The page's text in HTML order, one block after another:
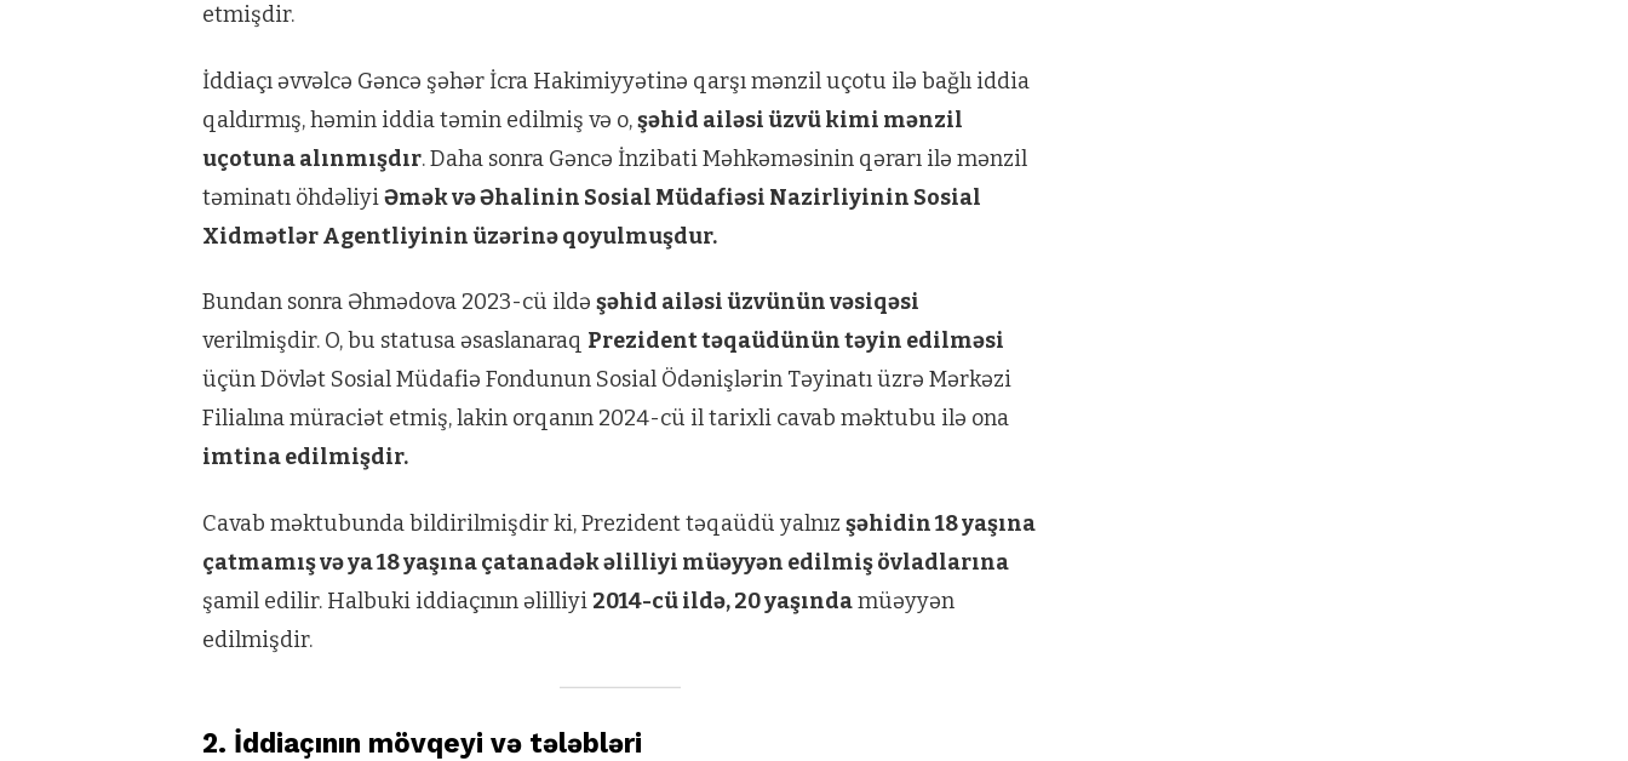
etmişdir.
İddiaçı əvvəlcə Gəncə şəhər İcra Hakimiyyətinə qarşı mənzil uçotu ilə bağlı iddia
qaldırmış, həmin iddia təmin edilmiş və o,şəhid ailəsi üzvü kimi mənzil
uçotuna alınmışdır. Daha sonra Gəncə İnzibati Məhkəməsinin qərarı ilə mənzil
təminatı öhdəliyiƏmək və Əhalinin Sosial Müdafiəsi Nazirliyinin Sosial
Xidmətlər Agentliyinin üzərinə qoyulmuşdur.
Bundan sonra Əhmədova 2023-cü ildə şəhid ailəsi üzvünün vəsiqəsi
verilmişdir. O, bu statusa əsaslanaraq Prezident təqaüdünün təyin edilməsi
üçün Dövlət Sosial Müdafiə Fondunun Sosial Ödənişlərin Təyinatı üzrə Mərkəzi
Filialına müraciət etmiş, lakin orqanın 2024-cü il tarixli cavab məktubu ilə ona
imtina edilmişdir.
Cavab məktubunda bildirilmişdir ki, Prezident təqaüdü yalnız şəhidin 18 yaşına
çatmamış və ya 18 yaşına çatanadək əlilliyi müəyyən edilmiş övladlarına
şamil edilir. Halbuki iddiaçının əlilliyi 2014-cü ildə, 20 yaşındamüəyyən
edilmişdir.
2. İddiaçının mövqeyi və tələbləri